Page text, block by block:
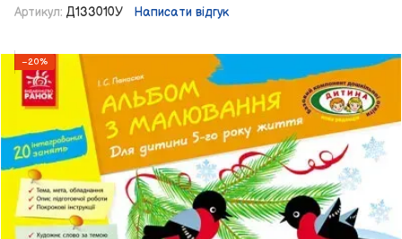
Артикул: Д133010У Написати відгук
−20%